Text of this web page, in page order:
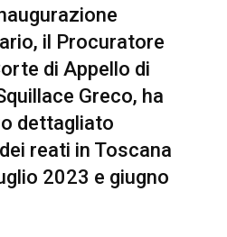
il Procuratore
di Appello di
Greco, ha
dettagliato
reati in Toscana
2023 e giugno